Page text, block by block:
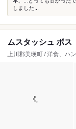
しました...
ムスタッシュ ボス
上川郡美瑛町 / 洋食、ハ